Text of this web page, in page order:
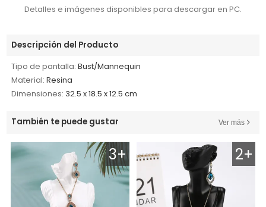
Detalles e imágenes disponibles para descargar en PC.
Descripción del Producto
Tipo de pantalla: Bust/Mannequin
Material: Resina
Dimensiones: 32.5 x 18.5 x 12.5 cm
También te puede gustar Ver más
3+ 2+